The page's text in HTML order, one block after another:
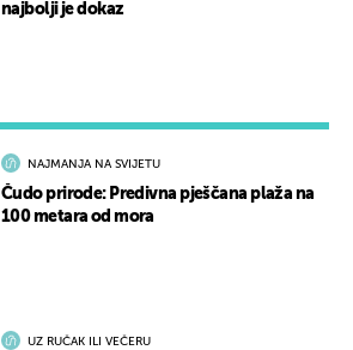
NAJMANJA NA SVIJETU
Čudo prirode: Predivna pješčana plaža na
100 metara od mora
UZ RUČAK ILI VEČERU
najbolji je dokaz